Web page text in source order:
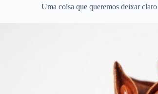
Uma coisa que queremos deixar